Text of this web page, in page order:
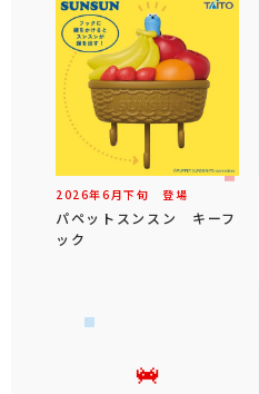
2026年6 月下旬 登場
パペットスンスン キーフ
ック